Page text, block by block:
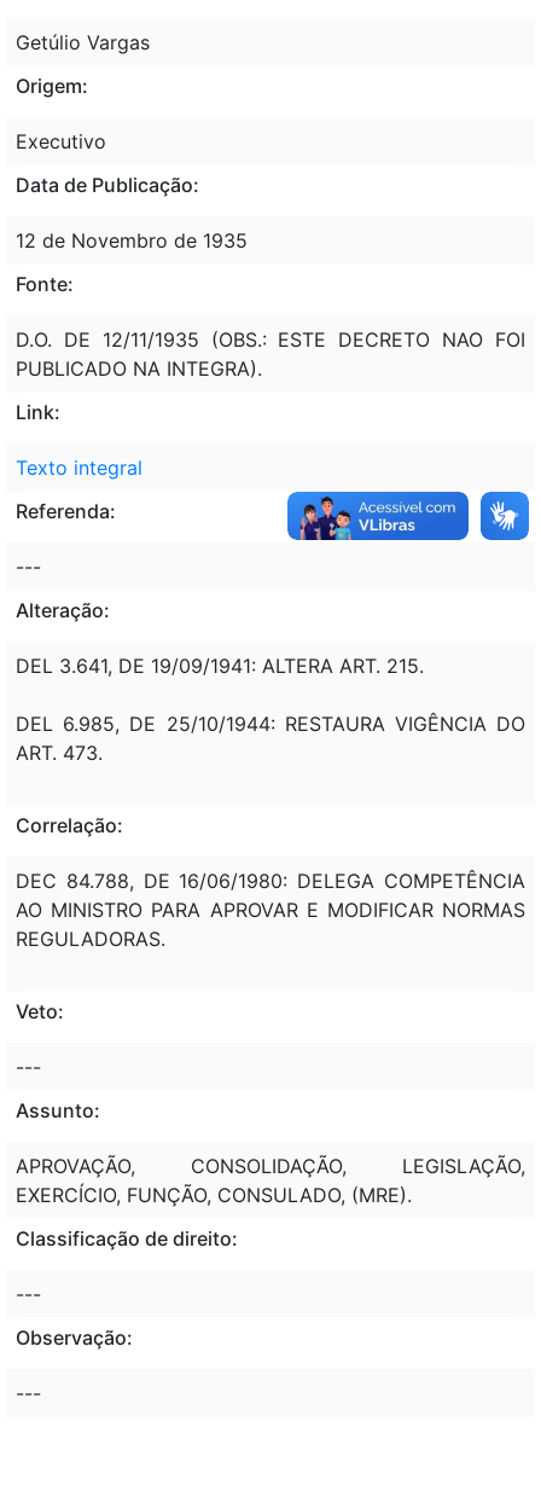
Getúlio Vargas
Origem:
Executivo
Data de Publicação:
12 de Novembro de 1935
Fonte:
D.O. DE 12/11/1935 (OBS.: ESTE DECRETO NAO FOI
PUBLICADO NA INTEGRA).
Link:
Texto integral
Referenda:
---
Alteração:
DEL 3.641, DE 19/09/1941: ALTERA ART. 215.
DEL 6.985, DE 25/10/1944: RESTAURA VIGÊNCIA DO
ART. 473.
Correlação:
DEC 84.788, DE 16/06/1980: DELEGA COMPETÊNCIA
AO MINISTRO PARA APROVAR E MODIFICAR NORMAS
REGULADORAS.
Veto:
---
Assunto:
APROVAÇÃO, CONSOLIDAÇÃO, LEGISLAÇÃO,
EXERCÍCIO, FUNÇÃO, CONSULADO, (MRE).
Classificação de direito:
---
Observação:
---